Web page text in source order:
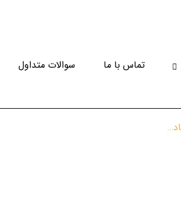
تماس با ما سوالات متداول